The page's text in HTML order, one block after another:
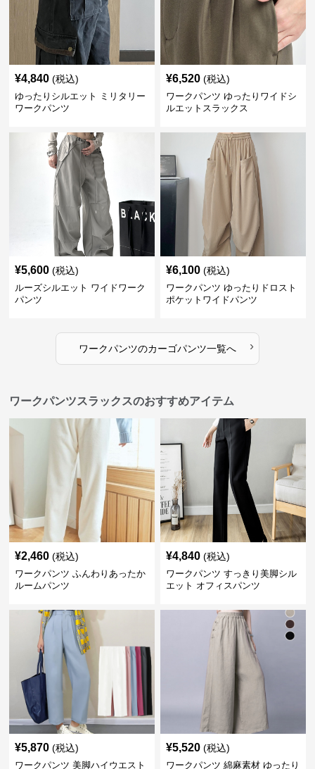
¥4,840 (税込)
ゆったりシルエット ミリタリー
ワークパンツ
¥6,520 (税込)
ワークパンツ ゆったりワイドシ
ルエットスラックス
¥5,600 (税込)
ルーズシルエット ワイドワーク
パンツ
¥6,100 (税込)
ワークパンツ ゆったりドロスト
ポケットワイドパンツ
ワークパンツのカーゴパンツ一覧へ ›
ワークパンツスラックスのおすすめアイテム
¥2,460 (税込)
ワークパンツ ふんわりあったか
ルームパンツ
¥4,840 (税込)
ワークパンツ すっきり美脚シル
エット オフィスパンツ
¥5,870 (税込)
ワークパンツ 美脚ハイウエスト
¥5,520 (税込)
ワークパンツ 綿麻素材 ゆったり